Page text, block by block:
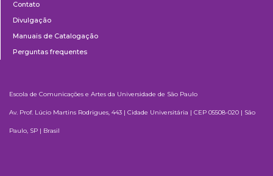
Contato
Divulgação
Manuais de Catalogação
Perguntas frequentes
Escola de Comunicações e Artes da Universidade de São Paulo
Av. Prof. Lúcio Martins Rodrigues, 443 | Cidade Universitária | CEP 05508-020 | São
Paulo, SP | Brasil